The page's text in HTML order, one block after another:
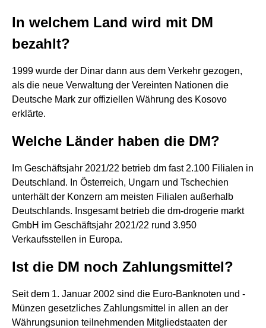
In welchem Land wird mit DM
bezahlt?
1999 wurde der Dinar dann aus dem Verkehr gezogen,
als die neue Verwaltung der Vereinten Nationen die
Deutsche Mark zur offiziellen Währung des Kosovo
erklärte.
Welche Länder haben die DM?
Im Geschäftsjahr 2021/22 betrieb dm fast 2.100 Filialen in
Deutschland. In Österreich, Ungarn und Tschechien
unterhält der Konzern am meisten Filialen außerhalb
Deutschlands. Insgesamt betrieb die dm-drogerie markt
GmbH im Geschäftsjahr 2021/22 rund 3.950
Verkaufsstellen in Europa.
Ist die DM noch Zahlungsmittel?
Seit dem 1. Januar 2002 sind die Euro-Banknoten und -
Münzen gesetzliches Zahlungsmittel in allen an der
Währungsunion teilnehmenden Mitgliedstaaten der